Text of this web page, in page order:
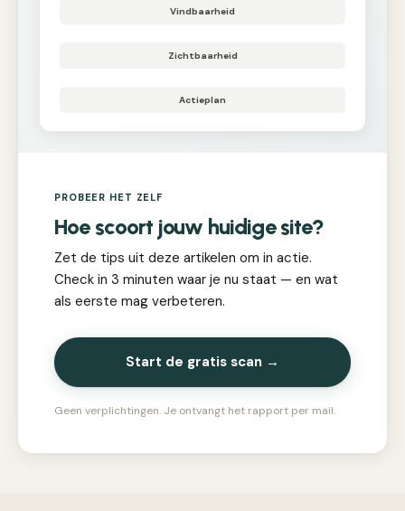
Vindbaarheid
Zichtbaarheid
Actieplan
PROBEER HET ZELF
Hoe scoort jouw huidige site?
Zet de tips uit deze artikelen om in actie.
Check in 3 minuten waar je nu staat — en wat
als eerste mag verbeteren.
Start de gratis scan →
Geen verplichtingen. Je ontvangt het rapport per mail.